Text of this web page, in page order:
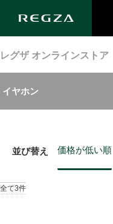
レグザ オンラインストア
イヤホン
並び替え 価格が低い順
全て3件